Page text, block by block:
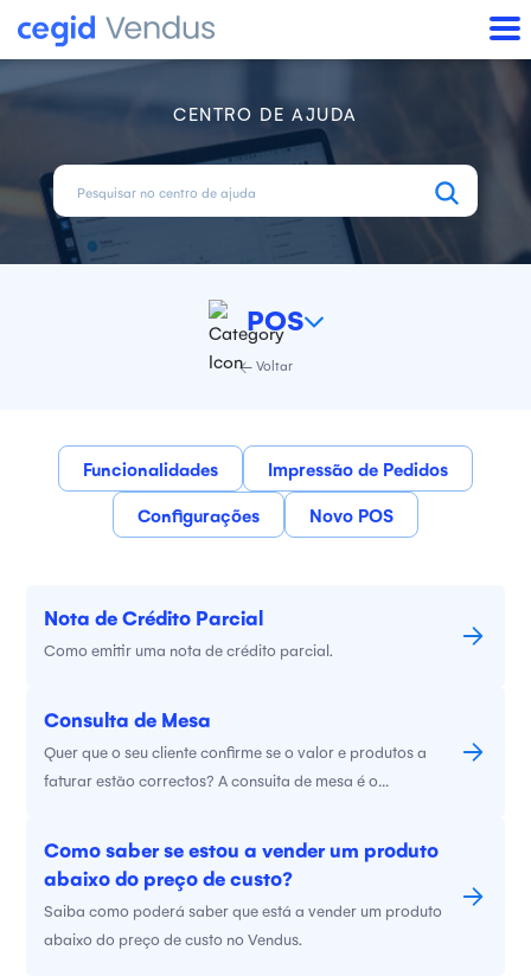
CENTRO DE AJUDA
POS
Voltar
Funcionalidades Impressão de Pedidos
Configurações Novo POS
Nota de Crédito Parcial
Como emitir uma nota de crédito parcial.
Consulta de Mesa
Quer que o seu cliente confirme se o valor e produtos a
faturar estão correctos? A consuita de mesa é o
Como saber se estou a vender um produto
abaixo do preço de custo?
Saiba como poderá saber que está a vender um produto
abaixo do preço de custo no Vendus.